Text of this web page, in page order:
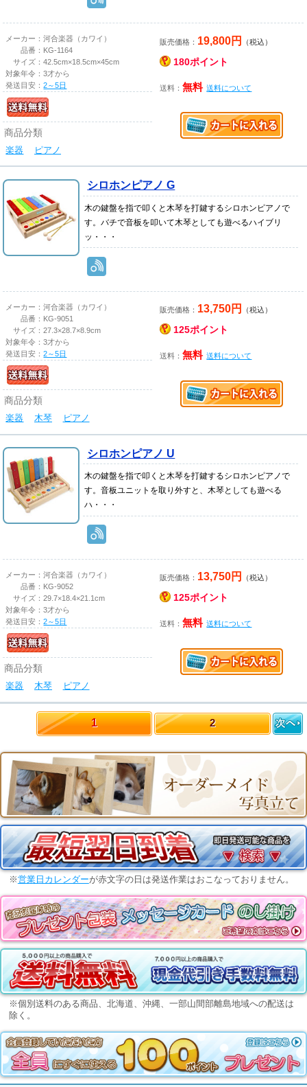
メーカー：河合楽器（カワイ）
品番： KG-1164
サイズ：42.5cm×18.5cm×45cm
対象年令：3才から
発送目安：2～5日
商品分類
楽器 ピアノ
販売価格： 19,800円 （税込）
180ポイント
送料：無料 送料について
シロホンピアノ G
木の鍵盤を指で叩くと木琴を打鍵するシロホンピアノで
す。バチで音板を叩いて木琴としても遊べるハイブリ
ッ・・・
メーカー：河合楽器（カワイ）
品番： KG-9051
サイズ：27.3×28.7×8.9cm
対象年令：3才から
発送目安：2～5日
商品分類
楽器 木琴 ピアノ
販売価格： 13,750円 （税込）
125ポイント
送料：無料 送料について
シロホンピアノ U
木の鍵盤を指で叩くと木琴を打鍵するシロホンピアノで
す。音板ユニットを取り外すと、木琴としても遊べる
ハ・・・
メーカー：河合楽器（カワイ）
品番： KG-9052
サイズ：29.7×18.4×21.1cm
対象年令：3才から
発送目安：2～5日
商品分類
楽器 木琴 ピアノ
販売価格： 13,750円 （税込）
125ポイント
送料：無料 送料について
1 2
※営業日カレンダーが赤文字の日は発送作業はおこなっておりません。
※個別送料のある商品、北海道、沖縄、一部山間部離島地域への配送は
除く。